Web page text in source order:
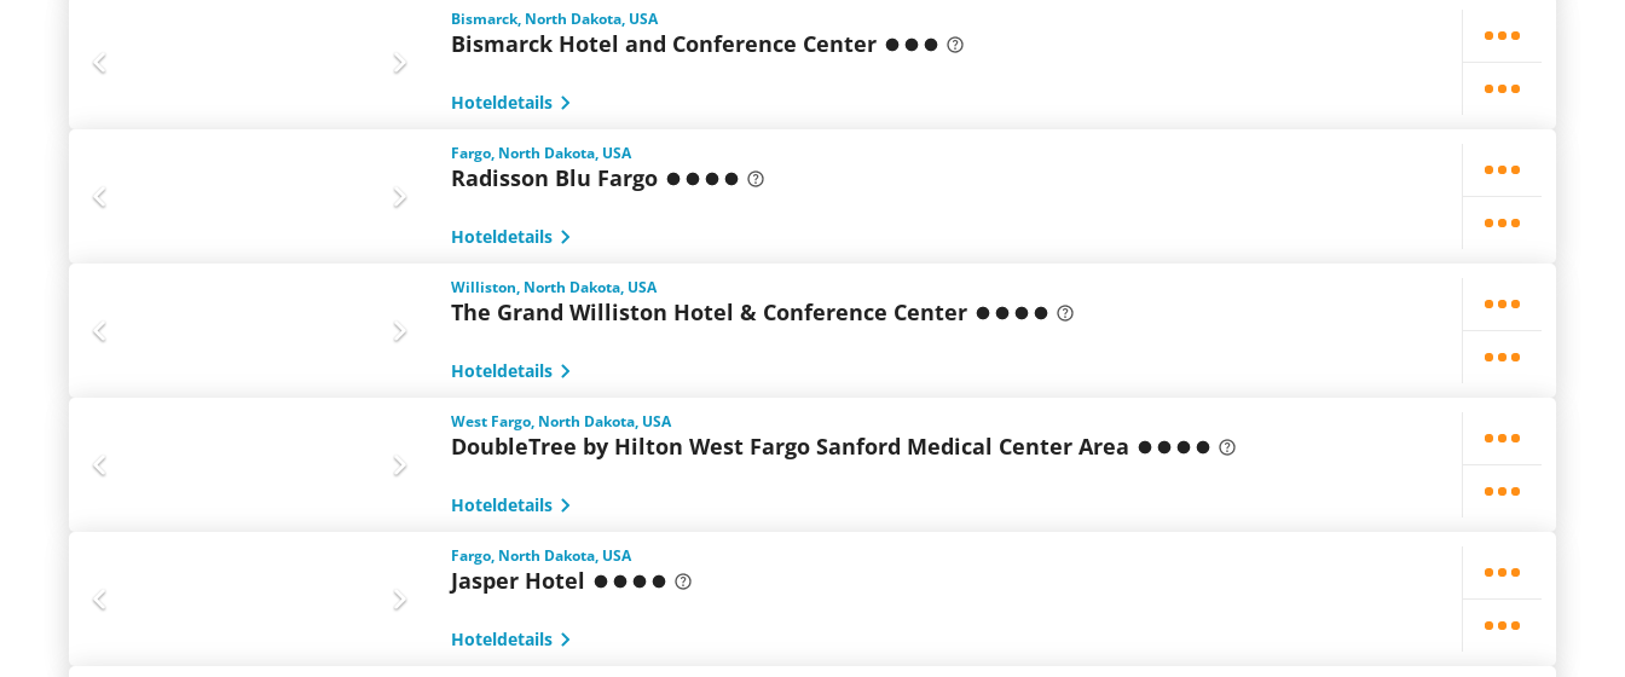
Bismarck, North Dakota, USA
Bismarck Hotel and Conference Center
Hoteldetails
Fargo, North Dakota, USA
Radisson Blu Fargo
Hoteldetails
Williston, North Dakota, USA
The Grand Williston Hotel & Conference Center
Hoteldetails
West Fargo, North Dakota, USA
DoubleTree by Hilton West Fargo Sanford Medical Center Area
Hoteldetails
Fargo, North Dakota, USA
Jasper Hotel
Hoteldetails